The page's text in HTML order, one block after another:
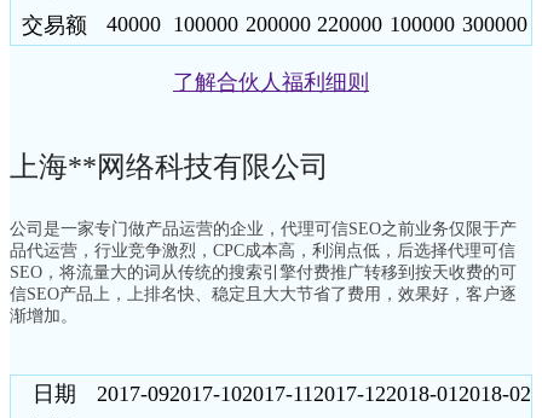
交易额 40000 100000 200000 220000 100000 300000
了解合伙人福利细则
上海**网络科技有限公司
公司是一家专门做产品运营的企业，代理可信SEO之前业务仅限于产
品代运营，行业竞争激烈，CPC成本高，利润点低，后选择代理可信
SEO，将流量大的词从传统的搜索引擎付费推广转移到按天收费的可
信SEO产品上，上排名快、稳定且大大节省了费用，效果好，客户逐
渐增加。
日期 2017-092017-102017-112017-122018-012018-02